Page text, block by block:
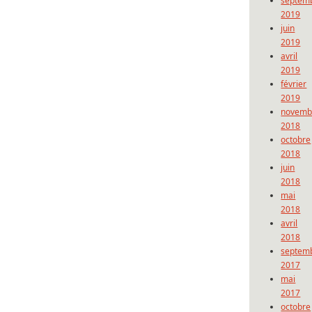
2019
juin
2019
avril
2019
février
2019
2018
octobre
2018
juin
2018
mai
2018
avril
2018
2017
mai
2017
octobre